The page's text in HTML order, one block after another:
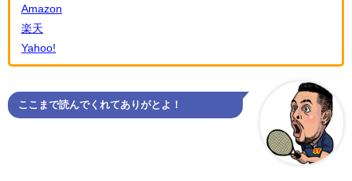
Amazon
楽天
Yahoo!
ここまで読んでくれてありがとよ！